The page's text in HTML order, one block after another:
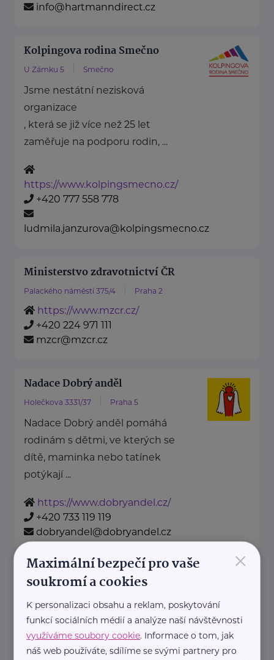
info@hartmanndirect.cz
Kolpingova rodina Smečno
U Zámku 5 Smečno
Jsme nestátní nezisková
organizace
, která se již více než 25 let
zaměřuje na podporu rodin, ...
https://www.kolpingsmecno.cz/
+420 777 558 778
ludmila.janzurova@kolpingsmecno.cz
Ministerstvo zdravotnictví ČR
Palackého náměstí 375/4 Praha 2
https://www.mzcr.cz/
+420 224 971 111
mzcr@mzcr.cz
Nadace Dobrý anděl
Holečkova 3331/37 Praha 5
Nadace Dobrý anděl pomáhá
rodinám s dětmi, ve kterých se
dítě, maminka nebo tatínek
potýkají ...
https://www.dobryandel.cz/
+420 733 119 119
dobryandel@dobryandel.cz
Nadační fond Spolu s odvahou
Nadační fond Spolu s odvahou
je nezisková organizace, jejímž
posláním je podporovat duševní
×
Maximální bezpečí pro vaše
soukromí a cookies
K personalizaci obsahu a reklam, poskytování
funkcí sociálních médií a analýze naší návštěvnosti
využíváme soubory cookie. Informace o tom, jak
náš web používáte, sdílíme se svými partnery pro